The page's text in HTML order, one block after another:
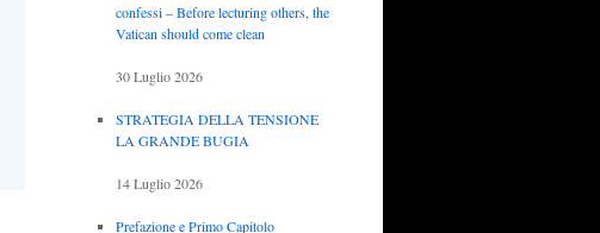
confessi – Before lecturing others, the
Vatican should come clean
30 Luglio 2026
STRATEGIA DELLA TENSIONE
LA GRANDE BUGIA
14 Luglio 2026
Prefazione e Primo Capitolo